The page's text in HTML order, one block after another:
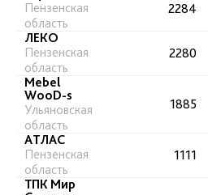
Пензенская
область
2284
ЛЕКО
Пензенская
область
2280
Mebel
WooD-s
Ульяновская
область
1885
АТЛАС
Пензенская
область
1111
ТПК Мир